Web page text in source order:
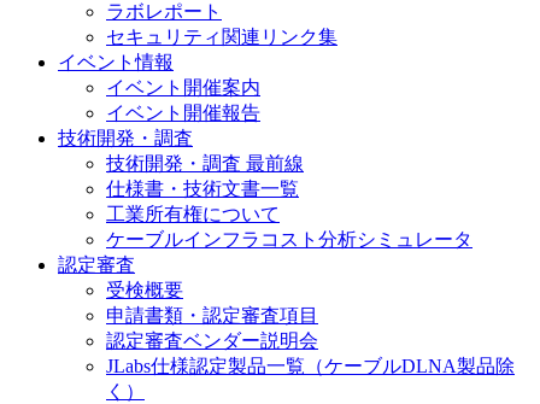
ラボレポート
セキュリティ関連リンク集
イベント情報
イベント開催案内
イベント開催報告
技術開発・調査
技術開発・調査 最前線
仕様書・技術文書一覧
工業所有権について
ケーブルインフラコスト分析シミュレータ
認定審査
受検概要
申請書類・認定審査項目
認定審査ベンダー説明会
JLabs仕様認定製品一覧（ケーブルDLNA製品除
く）